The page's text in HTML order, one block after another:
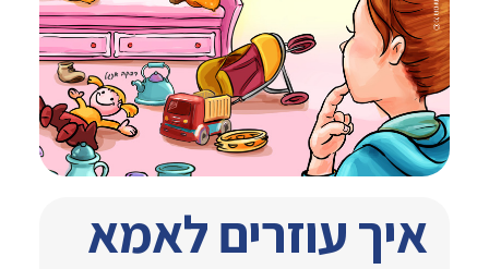
איך עוזרים לאמא